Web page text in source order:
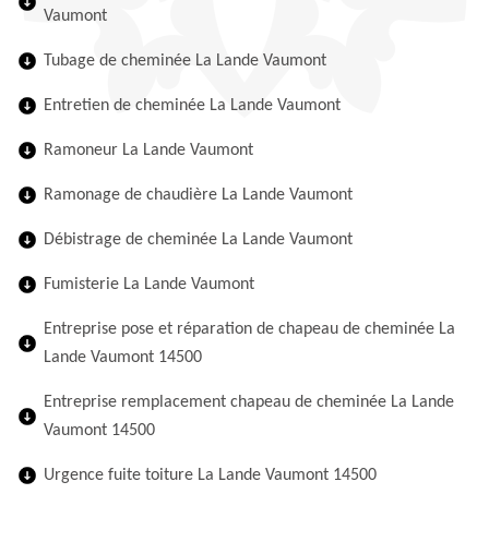
Vaumont
Tubage de cheminée La Lande Vaumont
Entretien de cheminée La Lande Vaumont
Ramoneur La Lande Vaumont
Ramonage de chaudière La Lande Vaumont
Débistrage de cheminée La Lande Vaumont
Fumisterie La Lande Vaumont
Entreprise pose et réparation de chapeau de cheminée La
Lande Vaumont 14500
Entreprise remplacement chapeau de cheminée La Lande
Vaumont 14500
Urgence fuite toiture La Lande Vaumont 14500